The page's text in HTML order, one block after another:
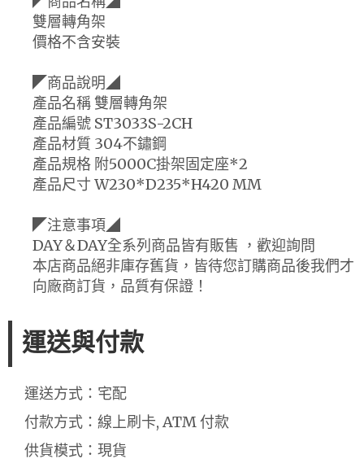
雙層轉角架
價格不含安裝
◤商品說明◢
產品名稱 雙層轉角架
產品編號 ST3033S-2CH
產品材質 304不鏽鋼
產品規格 附5000C掛架固定座*2
產品尺寸 W230*D235*H420 MM
◤注意事項◢
DAY＆DAY全系列商品皆有販售 ，歡迎詢問
本店商品絕非庫存舊貨，皆待您訂購商品後我們才
向廠商訂貨，品質有保證！
運送與付款
運送方式：宅配
付款方式：線上刷卡, ATM 付款
供貨模式：現貨